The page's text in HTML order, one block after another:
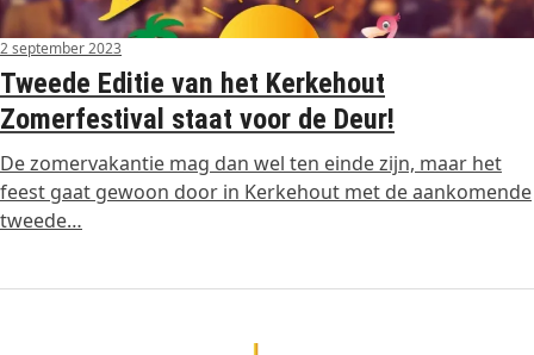
2 september 2023
Tweede Editie van het Kerkehout
Zomerfestival staat voor de Deur!
De zomervakantie mag dan wel ten einde zijn, maar het
feest gaat gewoon door in Kerkehout met de aankomende
tweede…